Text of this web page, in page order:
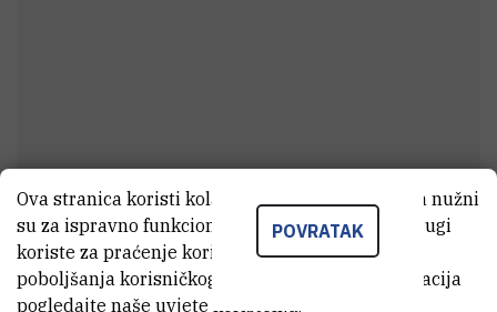
MladenPavičić
Vanjski suradnik
POVRATAK
Ova stranica koristi kolačiće. Neki od tih kolačića nužni
su za ispravno funkcioniranje stranice, dok se drugi
koriste za praćenje korištenja stranice radi
poboljšanja korisničkog iskustva. Za više informacija
pogledajte naše uvjete korištenja.